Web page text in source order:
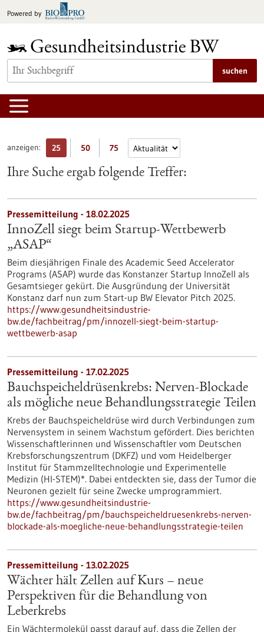
Inhalt
Powered by
suchen
anzeigen: 25 50 75
Ihre Suche ergab folgende Treffer:
Pressemitteilung - 18.02.2025
InnoZell siegt beim Startup-Wettbewerb
„ASAP“
Beim diesjährigen Finale des Academic Seed Accelerator
Programs (ASAP) wurde das Konstanzer Startup InnoZell als
Gesamtsieger gekürt. Die Ausgründung der Universität
Konstanz darf nun zum Start-up BW Elevator Pitch 2025.
https://www.gesundheitsindustrie-
bw.de/fachbeitrag/pm/innozell-siegt-beim-startup-
wettbewerb-asap
Pressemitteilung - 17.02.2025
Bauchspeicheldrüsenkrebs: Nerven-Blockade
als mögliche neue Behandlungsstrategie Teilen
Krebs der Bauchspeicheldrüse wird durch Verbindungen zum
Nervensystem in seinem Wachstum gefördert. Dies berichten
Wissenschaftlerinnen und Wissenschaftler vom Deutschen
Krebsforschungszentrum (DKFZ) und vom Heidelberger
Institut für Stammzelltechnologie und Experimentelle
Medizin (HI-STEM)*. Dabei entdeckten sie, dass der Tumor die
Neuronen gezielt für seine Zwecke umprogrammiert.
https://www.gesundheitsindustrie-
bw.de/fachbeitrag/pm/bauchspeicheldruesenkrebs-nerven-
blockade-als-moegliche-neue-behandlungsstrategie-teilen
Pressemitteilung - 13.02.2025
Wächter hält Zellen auf Kurs – neue
Perspektiven für die Behandlung von
Leberkrebs
Ein Wächtermolekül passt darauf auf, dass die Zellen der